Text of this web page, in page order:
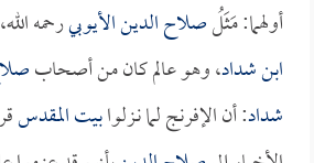
أولهما: مَثَلُصلاح الدين الأيوبيرحمه
ابن شداد، وهو عالم كان من أصحاب
شداد: أن الإفرنج لما نـزلوابيت المقدس